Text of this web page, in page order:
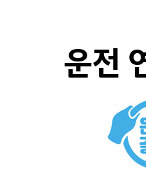
운전